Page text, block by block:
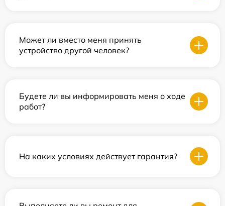
Может ли вместо меня принять
устройство другой человек?
Будете ли вы информировать меня о ходе
работ?
На каких условиях действует гарантия?